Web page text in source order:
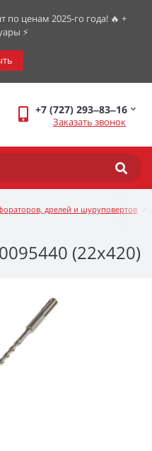
по ценам 2025-го года! 🔥 +
⚡️
+7 (727) 293‒83‒16
Заказать звонок
дрелей и шуруповертов
(22х420)